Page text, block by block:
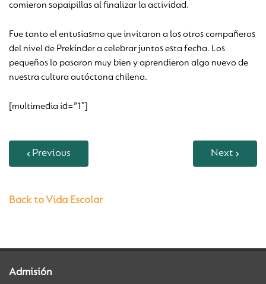
comieron sopaipillas al finalizar la actividad.
Fue tanto el entusiasmo que invitaron a los otros compañeros
del nivel de Prekínder a celebrar juntos esta fecha. Los
pequeños lo pasaron muy bien y aprendieron algo nuevo de
nuestra cultura autóctona chilena.
[multimedia id=”1″]
Previous Next
Back to Vida Escolar
Admisión